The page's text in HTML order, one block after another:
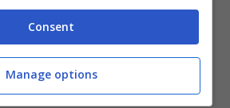
Le vitamine, i sali
e le altre sostanze
un vero e proprio
le radici dei capelli e
Consent
Manage options